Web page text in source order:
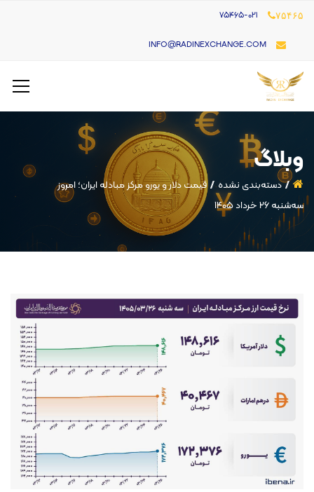
۷۵۴۶۵
INFO@RADINEXCHANGE.COM
وبلاگ
دسته‌بندی نشده
قیمت دلار و یورو مرکز مبادله ایران؛ امروز
سه‌شنبه ۲۶ خرداد ۱۴۰۵